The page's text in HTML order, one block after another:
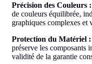
Précision des Couleurs :
de couleurs équilibrée,
graphiques complexes et
Protection du Matériel :
préserve les composants
validité de la garantie